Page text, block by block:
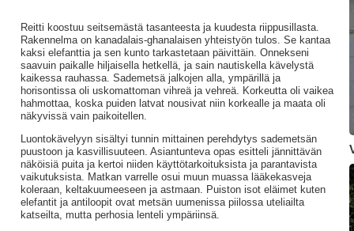
Reitti koostuu seitsemästä tasanteesta ja kuudesta riippusillasta.
Rakennelma on kanadalais-ghanalaisen yhteistyön tulos. Se kantaa
kaksi elefanttia ja sen kunto tarkastetaan päivittäin. Onnekseni
saavuin paikalle hiljaisella hetkellä, ja sain nautiskella kävelystä
kaikessa rauhassa. Sademetsä jalkojen alla, ympärillä ja
horisontissa oli uskomattoman vihreä ja vehreä. Korkeutta oli vaikea
hahmottaa, koska puiden latvat nousivat niin korkealle ja maata oli
näkyvissä vain paikoitellen.
Luontokävelyyn sisältyi tunnin mittainen perehdytys sademetsän
puustoon ja kasvillisuuteen. Asiantunteva opas esitteli jännittävän
näköisiä puita ja kertoi niiden käyttötarkoituksista ja parantavista
vaikutuksista. Matkan varrelle osui muun muassa lääkekasveja
koleraan, keltakuumeeseen ja astmaan. Puiston isot eläimet kuten
elefantit ja antiloopit ovat metsän uumenissa piilossa uteliailta
katseilta, mutta perhosia lenteli ympäriinsä.